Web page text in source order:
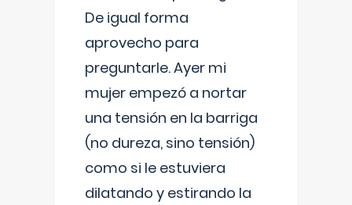
De igual forma
aprovecho para
preguntarle. Ayer mi
mujer empezó a nortar
una tensión en la barriga
(no dureza, sino tensión)
como si le estuviera
dilatando y estirando la